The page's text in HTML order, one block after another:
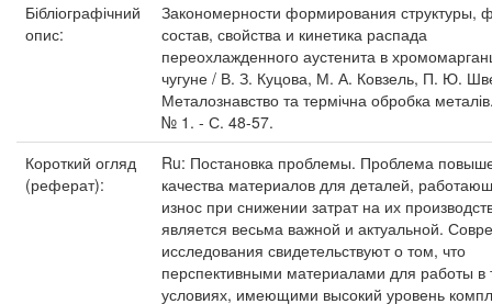
Бібліографічний
опис:
Закономерности формирования структуры,
состав, свойства и кинетика распада
переохлажденного аустенита в
чугуне / В. З. Куцова, М. А. Ковзель, П. Ю.
Металознавство та термічна обробка
№ 1. - С. 48-57.
Короткий огляд
(реферат):
Ru: Постановка проблемы. Проблема
качества материалов для деталей,
износ при снижении затрат на их
является весьма важной и актуальной.
исследования свидетельствуют о том, что
перспективными материалами для работы в
условиях, имеющими высокий уровень